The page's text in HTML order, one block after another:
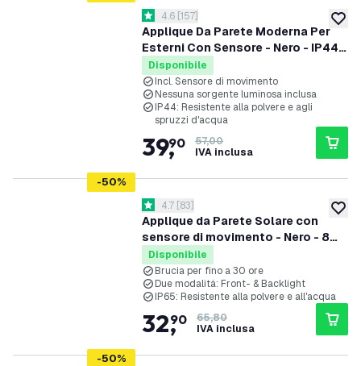
Applique Da Parete Moderna Per
Esterni Con Sensore - Nero - IP44 -
Attacco E27
apri il cassetto delle recensioni
4.6 stelle di valutazione
4.6 [157]
Disponibile
Incl. Sensore di movimento
Nessuna sorgente luminosa inclusa
IP44: Resistente alla polvere e agli
spruzzi d'acqua
39,
90
57,00
IVA inclusa
-50%
Applique da Parete Solare con
sensore di movimento - Nero - 8W
- 3000K
apri il cassetto delle recensioni
4.7 stelle di valutazione
4.7 [83]
Disponibile
Brucia per fino a 30 ore
Due modalità: Front- & Backlight
IP65: Resistente alla polvere e all'acqua
32,
90
65,80
IVA inclusa
-50%